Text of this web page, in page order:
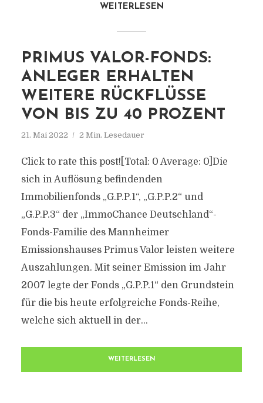
WEITERLESEN
PRIMUS VALOR-FONDS:
ANLEGER ERHALTEN
WEITERE RÜCKFLÜSSE
VON BIS ZU 40 PROZENT
21. Mai 2022 2 Min. Lesedauer
Click to rate this post![Total: 0 Average: 0]Die
sich in Auflösung befindenden
Immobilienfonds „G.P.P.1“, „G.P.P.2“ und
„G.P.P.3“ der „ImmoChance Deutschland“-
Fonds-Familie des Mannheimer
Emissionshauses Primus Valor leisten weitere
Auszahlungen. Mit seiner Emission im Jahr
2007 legte der Fonds „G.P.P.1“ den Grundstein
für die bis heute erfolgreiche Fonds-Reihe,
welche sich aktuell in der...
WEITERLESEN